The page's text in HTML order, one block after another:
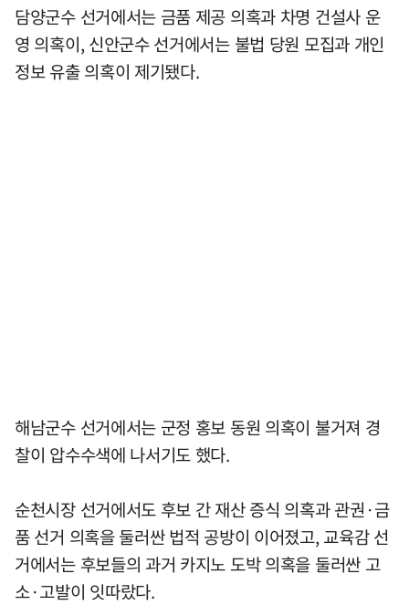
담양군수 선거에서는 금품 제공 의혹과 차명 건설사 운
영 의혹이, 신안군수 선거에서는 불법 당원 모집과 개인
정보 유출 의혹이 제기됐다.
해남군수 선거에서는 군정 홍보 동원 의혹이 불거져 경
찰이 압수수색에 나서기도 했다.
순천시장 선거에서도 후보 간 재산 증식 의혹과 관권·금
품 선거 의혹을 둘러싼 법적 공방이 이어졌고, 교육감 선
거에서는 후보들의 과거 카지노 도박 의혹을 둘러싼 고
소·고발이 잇따랐다.